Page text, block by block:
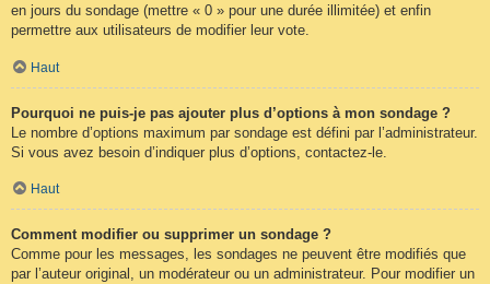
en jours du sondage (mettre « 0 » pour une durée illimitée) et enfin
permettre aux utilisateurs de modifier leur vote.
Haut
Pourquoi ne puis-je pas ajouter plus d’options à mon sondage ?
Le nombre d’options maximum par sondage est défini par l’administrateur.
Si vous avez besoin d’indiquer plus d’options, contactez-le.
Haut
Comment modifier ou supprimer un sondage ?
Comme pour les messages, les sondages ne peuvent être modifiés que
par l’auteur original, un modérateur ou un administrateur. Pour modifier un